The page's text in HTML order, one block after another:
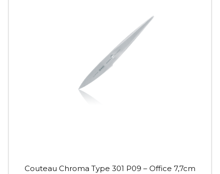
Couteau Chroma Type 301 P09 – Office 7,7cm